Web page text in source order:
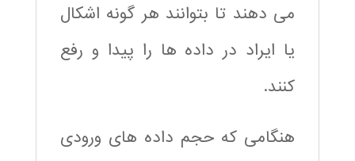
می دهند تا بتوانند هر گونه اشکال
یا ایراد در داده ها را پیدا و رفع
کنند.
هنگامی که حجم داده های ورودی